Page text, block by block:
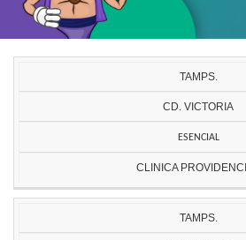
TAMPS.
CD. VICTORIA
ESENCIAL
CLINICA
TAMPS.